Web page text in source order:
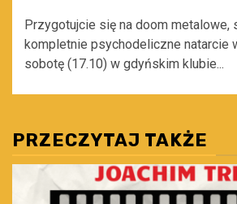
Przygotujcie się na doom metalowe,
kompletnie psychodeliczne natarcie
sobotę (17.10) w gdyńskim klubie...
PRZECZYTAJ TAKŻE